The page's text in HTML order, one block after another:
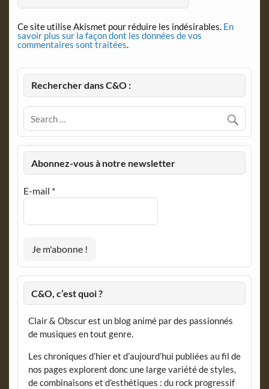
Ce site utilise Akismet pour réduire les indésirables. En
savoir plus sur la façon dont les données de vos
commentaires sont traitées.
Rechercher dans C&O :
Abonnez-vous à notre newsletter
E-mail *
C&O, c’est quoi ?
Clair & Obscur est un blog animé par des passionnés
de musiques en tout genre.
Les chroniques d’hier et d’aujourd’hui publiées au fil de
nos pages explorent donc une large variété de styles,
de combinaisons et d’esthétiques : du rock progressif